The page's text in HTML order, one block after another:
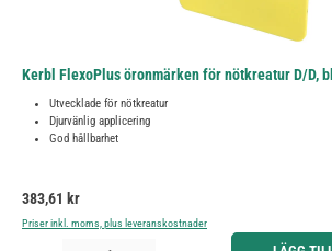
Kerbl FlexoPlus öronmärken för nötkreatur D/D,
Utvecklade för nötkreatur
Djurvänlig applicering
God hållbarhet
Ordinarie pris:
383,61 kr
Priser inkl. moms, plus leveranskostnader
Produktkvantitet: Ange önskat belopp eller använd knapparna för